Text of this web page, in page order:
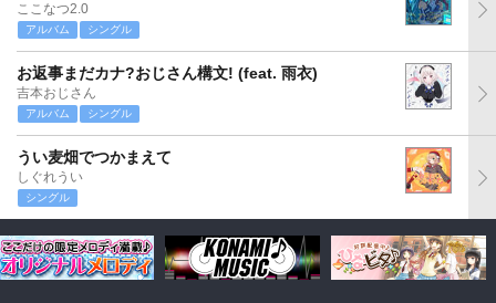
ここなつ2.0
アルバム シングル
お返事まだカナ?おじさん構文! (feat. 雨衣)
吉本おじさん
アルバム シングル
うい麦畑でつかまえて
しぐれうい
シングル